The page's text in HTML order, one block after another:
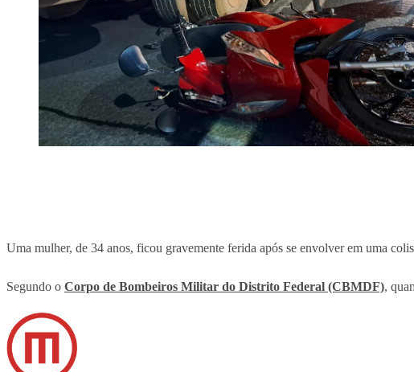
Uma mulher, de 34 anos, ficou gravemente ferida após se envolver em uma
Segundo o Corpo de Bombeiros Militar do Distrito Federal (CBMDF),